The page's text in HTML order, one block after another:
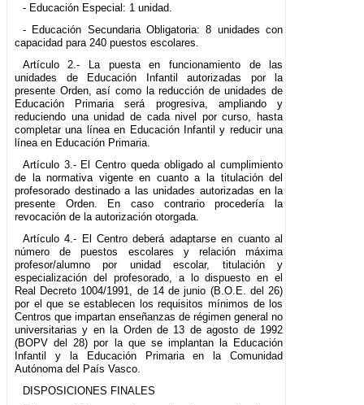
- Educación Especial: 1 unidad.
- Educación Secundaria Obligatoria: 8 unidades con
capacidad para 240 puestos escolares.
Artículo 2.- La puesta en funcionamiento de las
unidades de Educación Infantil autorizadas por la
presente Orden, así como la reducción de unidades de
Educación Primaria será progresiva, ampliando y
reduciendo una unidad de cada nivel por curso, hasta
completar una línea en Educación Infantil y reducir una
línea en Educación Primaria.
Artículo 3.- El Centro queda obligado al cumplimiento
de la normativa vigente en cuanto a la titulación del
profesorado destinado a las unidades autorizadas en la
presente Orden. En caso contrario procedería la
revocación de la autorización otorgada.
Artículo 4.- El Centro deberá adaptarse en cuanto al
número de puestos escolares y relación máxima
profesor/alumno por unidad escolar, titulación y
especialización del profesorado, a lo dispuesto en el
Real Decreto 1004/1991, de 14 de junio (B.O.E. del 26)
por el que se establecen los requisitos mínimos de los
Centros que impartan enseñanzas de régimen general no
universitarias y en la Orden de 13 de agosto de 1992
(BOPV del 28) por la que se implantan la Educación
Infantil y la Educación Primaria en la Comunidad
Autónoma del País Vasco.
DISPOSICIONES FINALES